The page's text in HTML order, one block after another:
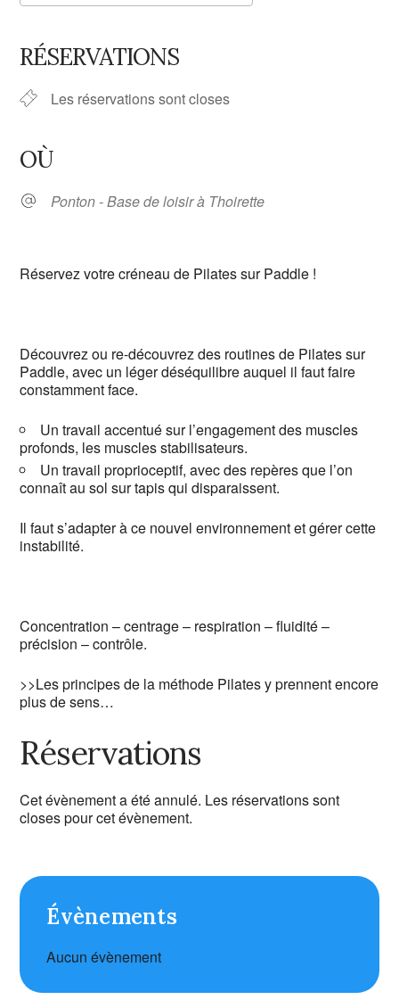
RÉSERVATIONS
Les réservations sont closes
OÙ
Ponton - Base de loisir à Thoirette
Réservez votre créneau de Pilates sur Paddle !
Découvrez ou re-découvrez des routines de Pilates sur
Paddle, avec un léger déséquilibre auquel il faut faire
constamment face.
Un travail accentué sur l’engagement des muscles
profonds, les muscles stabilisateurs.
Un travail proprioceptif, avec des repères que l’on
connaît au sol sur tapis qui disparaissent.
Il faut s’adapter à ce nouvel environnement et gérer cette
instabilité.
Concentration – centrage – respiration – fluidité –
précision – contrôle.
>>Les principes de la méthode Pilates y prennent encore
plus de sens…
Réservations
Cet évènement a été annulé. Les réservations sont
closes pour cet évènement.
Évènements
Aucun évènement